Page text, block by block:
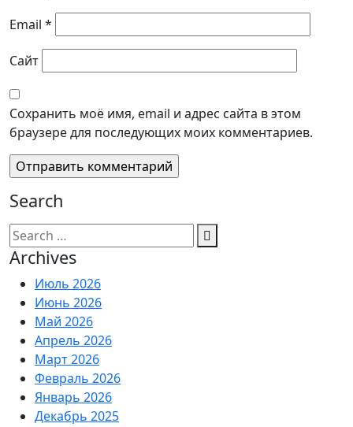
Email *
Сайт
Сохранить моё имя, email и адрес сайта в этом
браузере для последующих моих комментариев.
Search
Search
for:
Archives
Июль 2026
Июнь 2026
Май 2026
Апрель 2026
Март 2026
Февраль 2026
Январь 2026
Декабрь 2025